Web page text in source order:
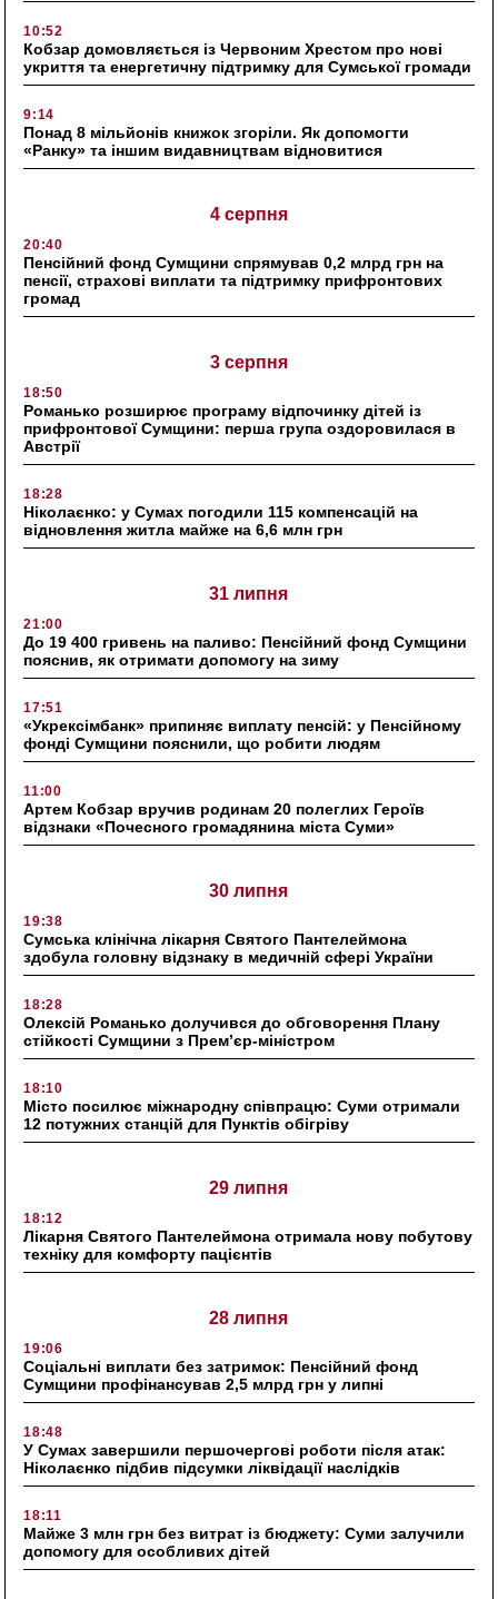
10:52
Кобзар домовляється із Червоним Хрестом про нові
укриття та енергетичну підтримку для Сумської громади
9:14
Понад 8 мільйонів книжок згоріли. Як допомогти
«Ранку» та іншим видавництвам відновитися
4 серпня
20:40
Пенсійний фонд Сумщини спрямував 0,2 млрд грн на
пенсії, страхові виплати та підтримку прифронтових
громад
3 серпня
18:50
Романько розширює програму відпочинку дітей із
прифронтової Сумщини: перша група оздоровилася в
Австрії
18:28
Ніколаєнко: у Сумах погодили 115 компенсацій на
відновлення житла майже на 6,6 млн грн
31 липня
21:00
До 19 400 гривень на паливо: Пенсійний фонд Сумщини
пояснив, як отримати допомогу на зиму
17:51
«Укрексімбанк» припиняє виплату пенсій: у Пенсійному
фонді Сумщини пояснили, що робити людям
11:00
Артем Кобзар вручив родинам 20 полеглих Героїв
відзнаки «Почесного громадянина міста Суми»
30 липня
19:38
Сумська клінічна лікарня Святого Пантелеймона
здобула головну відзнаку в медичній сфері України
18:28
Олексій Романько долучився до обговорення Плану
стійкості Сумщини з Прем’єр-міністром
18:10
Місто посилює міжнародну співпрацю: Суми отримали
12 потужних станцій для Пунктів обігріву
29 липня
18:12
Лікарня Святого Пантелеймона отримала нову побутову
техніку для комфорту пацієнтів
28 липня
19:06
Соціальні виплати без затримок: Пенсійний фонд
Сумщини профінансував 2,5 млрд грн у липні
18:48
У Сумах завершили першочергові роботи після атак:
Ніколаєнко підбив підсумки ліквідації наслідків
18:11
Майже 3 млн грн без витрат із бюджету: Суми залучили
допомогу для особливих дітей